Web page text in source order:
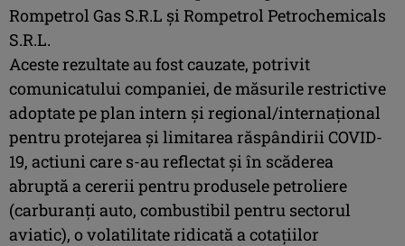
Rompetrol Gas S.R.L și Rompetrol Petrochemicals
S.R.L.
Aceste rezultate au fost cauzate, potrivit
comunicatului companiei, de măsurile restrictive
adoptate pe plan intern și regional/internațional
pentru protejarea și limitarea răspândirii COVID-
19, actiuni care s-au reflectat și în scăderea
abruptă a cererii pentru produsele petroliere
(carburanți auto, combustibil pentru sectorul
aviatic), o volatilitate ridicată a cotațiilor